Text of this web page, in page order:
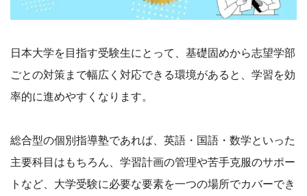
日本大学を目指す受験生にとって、基礎固めから志望学部
ごとの対策まで幅広く対応できる環境があると、学習を効
率的に進めやすくなります。
総合型の個別指導塾であれば、英語・国語・数学といった
主要科目はもちろん、学習計画の管理や苦手克服のサポー
トなど、大学受験に必要な要素を一つの場所でカバーでき